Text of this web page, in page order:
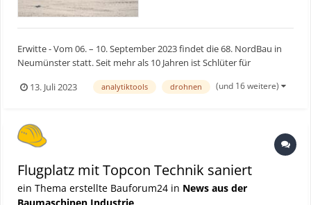
Erwitte - Vom 06. – 10. September 2023 findet die 68. NordBau in
Neumünster statt. Seit mehr als 10 Jahren ist Schlüter für
Jahr wieder mit dem kompletten Produktprogramm und den
13. Juli 2023 analytiktools drohnen (und 16 weitere)
Flugplatz mit Topcon Technik saniert
ein Thema erstellte Bauforum24 in News aus der
Baumaschinen Industrie